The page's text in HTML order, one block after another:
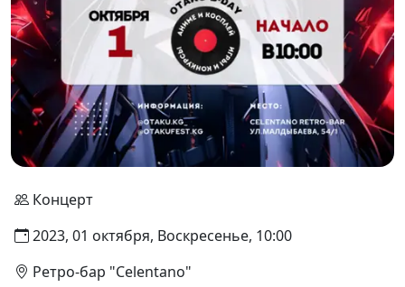
Концерт
2023, 01 октября, Воскресенье, 10:00
Ретро-бар "Celentano"